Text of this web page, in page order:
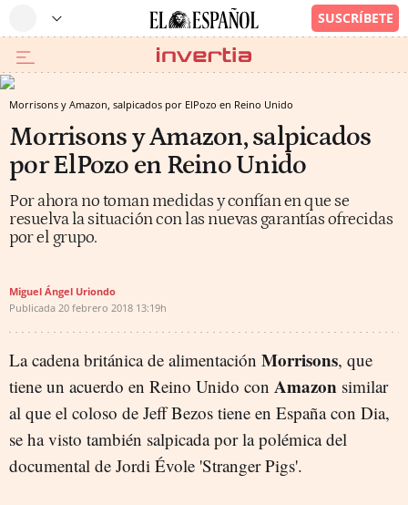
Morrisons y Amazon, salpicados por ElPozo en Reino Unido
Morrisons y Amazon, salpicados
por ElPozo en Reino Unido
Por ahora no toman medidas y confían en que se
resuelva la situación con las nuevas garantías ofrecidas
por el grupo.
Miguel Ángel Uriondo
Publicada 20 febrero 2018 13:19h
La cadena británica de alimentación Morrisons, que
tiene un acuerdo en Reino Unido con Amazon similar
al que el coloso de Jeff Bezos tiene en España con Dia,
se ha visto también salpicada por la polémica del
documental de Jordi Évole 'Stranger Pigs'.